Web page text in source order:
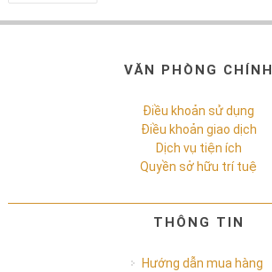
VĂN PHÒNG CHÍNH
Điều khoản sử dụng
Điều khoản giao dịch
Dịch vụ tiện ích
Quyền sở hữu trí tuệ
THÔNG TIN
Hướng dẫn mua hàng